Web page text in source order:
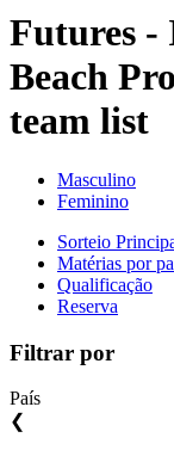
Futures -
Beach
team list
Masculino
Feminino
Sorteio
Matérias por
Qualificação
Reserva
Filtrar por
País
❮